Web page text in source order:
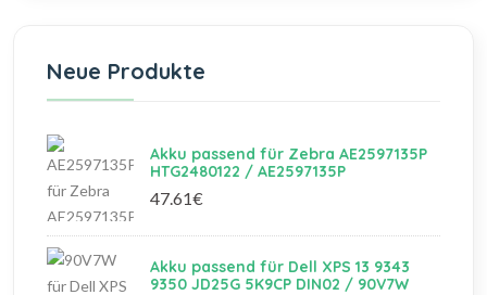
Neue Produkte
Akku passend für Zebra AE2597135P
HTG2480122 / AE2597135P
47.61€
Akku passend für Dell XPS 13 9343
9350 JD25G 5K9CP DIN02 / 90V7W